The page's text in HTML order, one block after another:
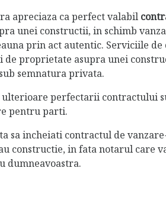
apreciaza ca perfect valabil
unei constructii, in schimb
prin act autentic. Serviciile
proprietate asupra unei
semnatura privata.
perfectarii contractului
pentru parti.
sa incheiati contractul de
constructie, in fata notarul care
dumneavoastra.